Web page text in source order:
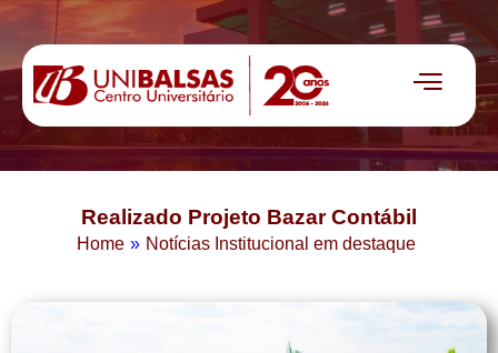
Realizado Projeto Bazar Contábil
Home » Notícias Institucional em destaque